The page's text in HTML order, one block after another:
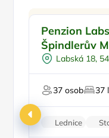
Plná penze
Pro studenty
U lyžařského
V národním
Penzion
Špindlerův
Labská 18,
37 osob 37
Lednice
Zvířata